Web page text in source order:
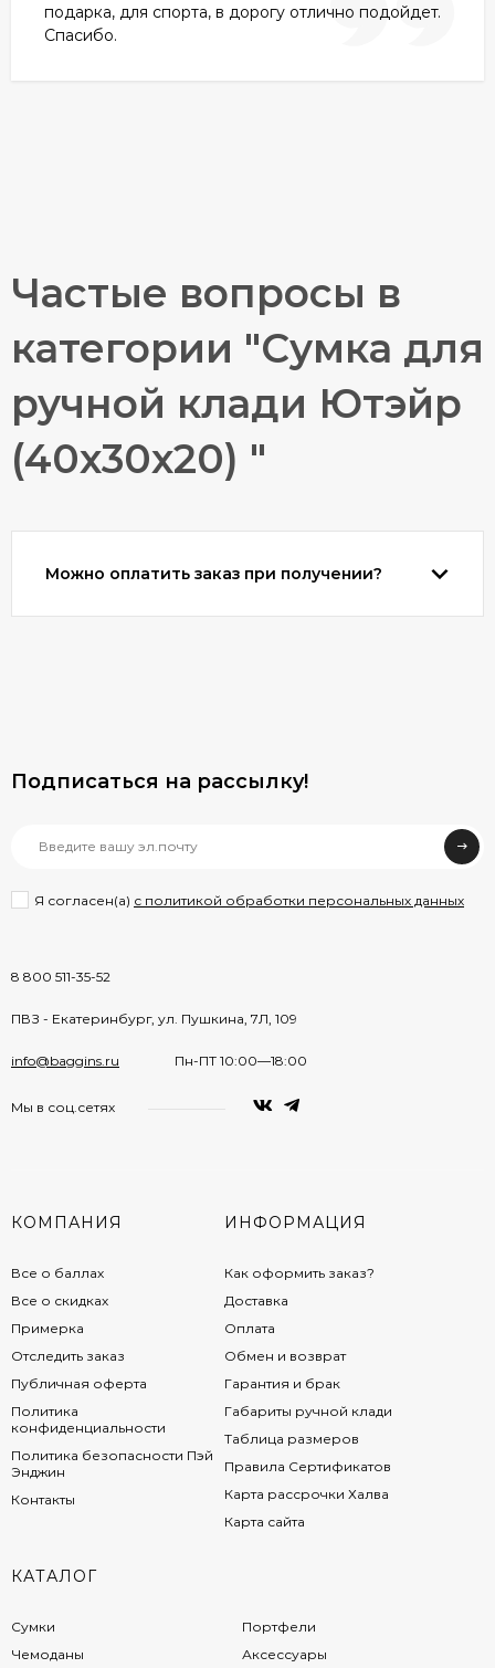
подарка, для спорта, в дорогу отлично подойдет.
Спасибо.
Частые вопросы в
категории "Сумка для
ручной клади Ютэйр
(40х30х20) "
Можно оплатить заказ при получении?
Подписаться на рассылкy!
Я согласен(a) с политикой обработки персональных данных
8 800 511-35-52
ПВЗ - Екатеринбург, ул. Пушкина, 7Л, 109
info@baggins.ru Пн-ПТ 10:00—18:00
Мы в соц.сетях
КОМПАНИЯ
Все о баллах
Все о скидках
Примерка
Отследить заказ
Публичная оферта
Политика
конфиденциальности
Политика безопасности Пэй
Энджин
Контакты
ИНФОРМАЦИЯ
Как оформить заказ?
Доставка
Оплата
Обмен и возврат
Гарантия и брак
Габариты ручной клади
Таблица размеров
Правила Сертификатов
Карта рассрочки Халва
Карта сайта
КАТАЛОГ
Сумки
Чемоданы
Портфели
Аксессуары